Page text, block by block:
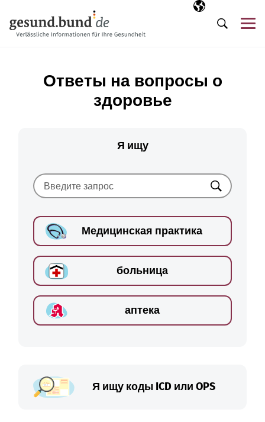
Выбранный
RU
Поиск
Ответы на вопросы о
здоровье
Я ищу
Искать
Медицинская практика
больница
аптека
Я ищу коды ICD или OPS